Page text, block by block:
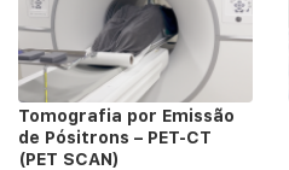
Tomografia por Emissão
de Pósitrons – PET-CT
(PET SCAN)